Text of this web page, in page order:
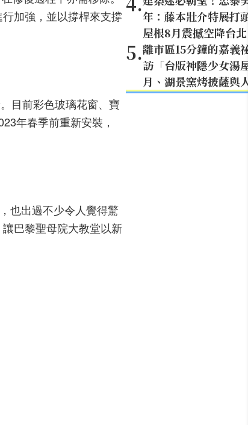
加強，並以撐桿來支撐
目前彩色玻璃花窗、寶
年春季前重新安裝，
也出過不少令人覺得驚
巴黎聖母院大教堂以新
年：藤本壯介特展打
屋根8月震撼空降台北
5.離市區15分鐘的嘉義
訪「台版神隱少女湯
月、湖景窯烤披薩與